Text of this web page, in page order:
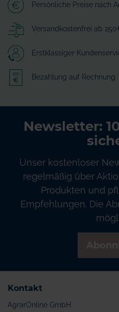
Persönliche Preise nach
Versandkostenfrei ab
Erstklassiger
Bezahlung auf Rechnung
Newsletter:
Unser kostenloser
regelmäßig über
Produkten und
Empfehlungen. Die
Kontakt
AgrarOnline GmbH